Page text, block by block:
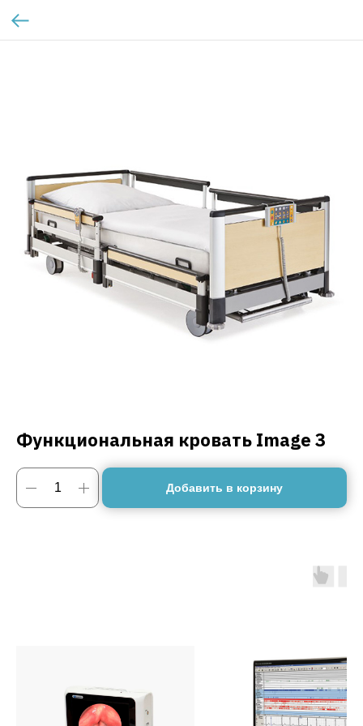
Функциональная кровать Image 3
Добавить в корзину